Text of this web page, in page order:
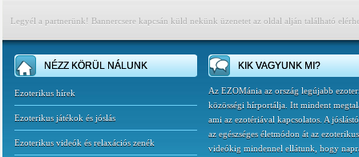
Legyél a partnerünk! Bannercsere kapcsán küld nekünk üzenetet az oldal alján található
NÉZZ KÖRÜL NÁLUNK
Ezoterikus hírek
Ezoterikus játékok és jóslás
Ezoterikus videók és relaxációs zenék
KIK VAGYUNK MI?
Az EZOMánia az ország legújabb
közösségi hírportálja. Itt mindent
ami az ezotériával kapcsolatos. A
az egészséges életmódon át az ezoterikus
videókig mindennel ellátunk, hogy